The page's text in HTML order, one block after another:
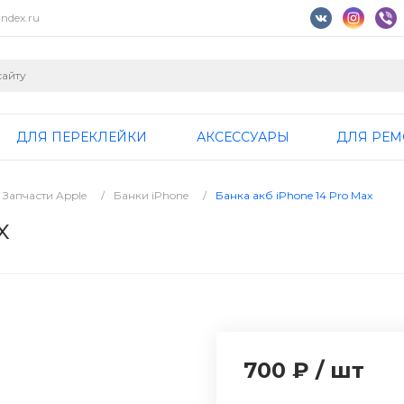
ДЛЯ ПЕРЕКЛЕЙКИ АКСЕССУАРЫ ДЛЯ
Запчасти Apple / Банки iPhone / Банка акб iPhone 14 Pro Max
700 ₽ / шт